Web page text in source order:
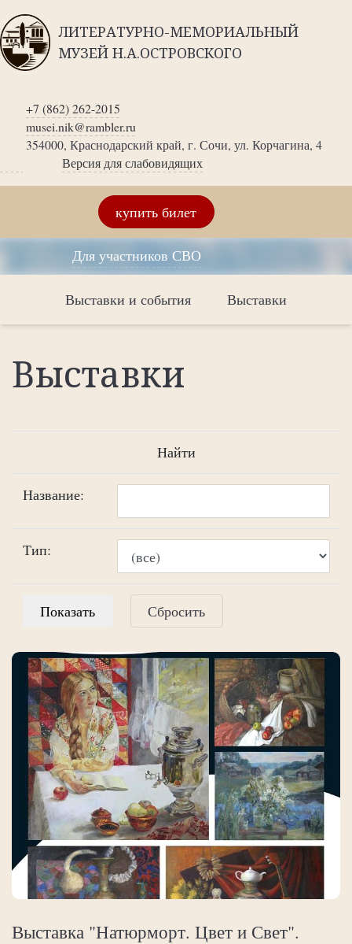
ЛИТЕРАТУРНО-МЕМОРИАЛЬНЫЙ
МУЗЕЙ Н.А.ОСТРОВСКОГО
+7 (862) 262-2015
musei.nik@rambler.ru
354000, Краснодарский край, г. Сочи, ул. Корчагина, 4
Версия для слабовидящих
купить билет
Для участников СВО
Выставки и события Выставки
Выставки
Найти
Название:
Тип:
Сбросить
Выставка "Натюрморт. Цвет и Свет".